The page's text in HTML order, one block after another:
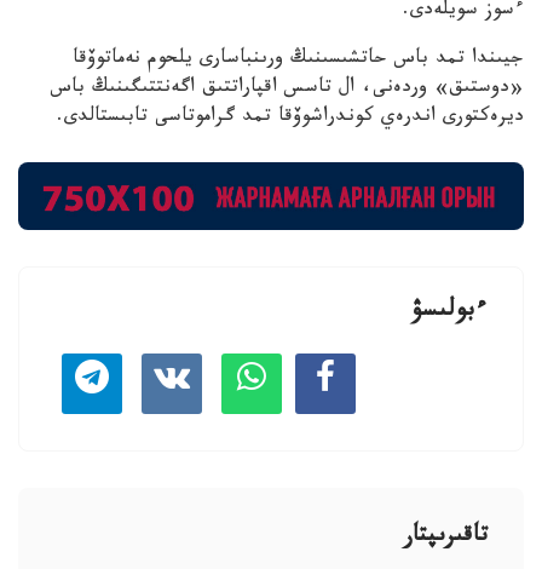
ءسوز سويلەدى.
جيىندا تمد باس حاتشىسىنىڭ ورىنباسارى يلحوم نەماتوۆقا
«دوستىق» وردەنى، ال تاسس اقپاراتتىق اگەنتتىگىنىڭ باس
ديرەكتورى اندرەي كوندراشوۆقا تمد گراموتاسى تابىستالدى.
ءبولىسۋ
تاقىرىپتار